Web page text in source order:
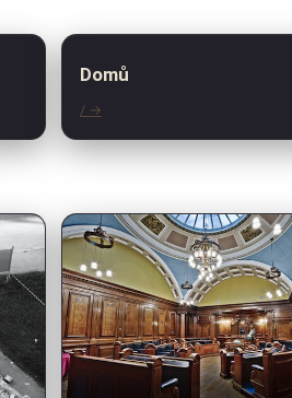
Domů
/ →